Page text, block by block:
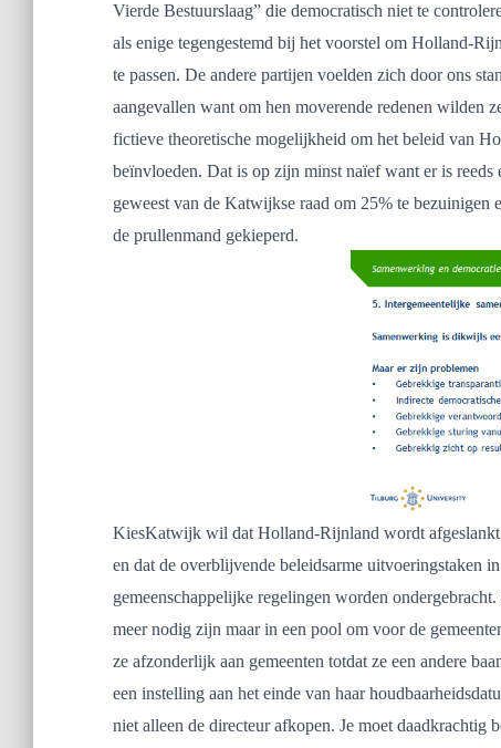
Vierde Bestuurslaag” die democratisch niet te
als enige tegengestemd bij het voorstel om Holland-
te passen. De andere partijen voelden zich door ons
aangevallen want om hen moverende redenen wilden
fictieve theoretische mogelijkheid om het beleid van
beïnvloeden. Dat is op zijn minst naïef want er is reeds
geweest van de Katwijkse raad om 25% te bezuinigen
de prullenmand gekieperd.
KiesKatwijk wil dat Holland-Rijnland wordt afgeslankt
en dat de overblijvende beleidsarme uitvoeringstaken
gemeenschappelijke regelingen worden
meer nodig zijn maar in een pool om voor de
ze afzonderlijk aan gemeenten totdat ze een andere
een instelling aan het einde van haar
niet alleen de directeur afkopen. Je moet daadkrachtig